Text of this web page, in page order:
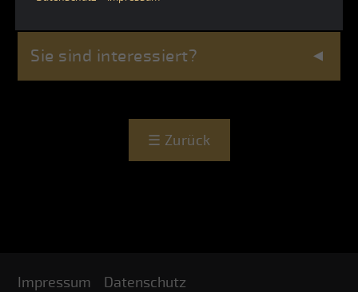
Sie sind interessiert?
☰ Zurück
Impressum Datenschutz